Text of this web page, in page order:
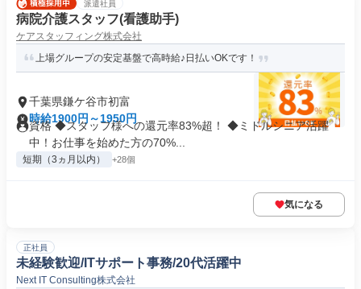
派遣社員
病院介護スタッフ(看護助手)
ケアスタッフィング株式会社
上場グループの安定基盤で高時給♪日払いOKです！
千葉県鎌ケ谷市初富
時給1900円～1950円
資格 ◆スタッフ様への還元率83%超！ ◆ミドルシニア活躍
中！お仕事を始めた方の70%...
短期（3ヵ月以内） +28個
気になる
正社員
未経験歓迎/ITサポート事務/20代活躍中
Next IT Consulting株式会社